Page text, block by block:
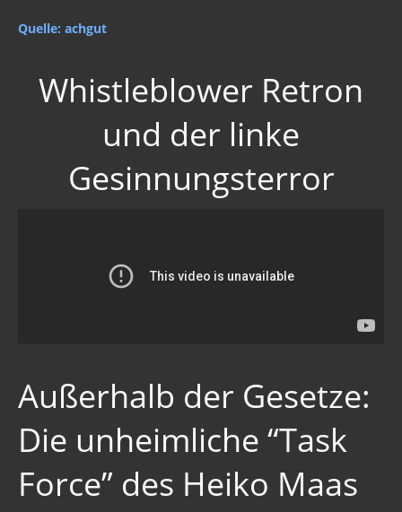
Quelle: achgut
Whistleblower Retron
und der linke
Gesinnungsterror
Außerhalb der Gesetze:
Die unheimliche “Task
Force” des Heiko Maas